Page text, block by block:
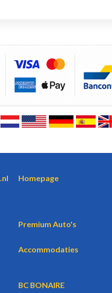
Homepage
Premium Auto's
Accommodaties
BC BONAIRE